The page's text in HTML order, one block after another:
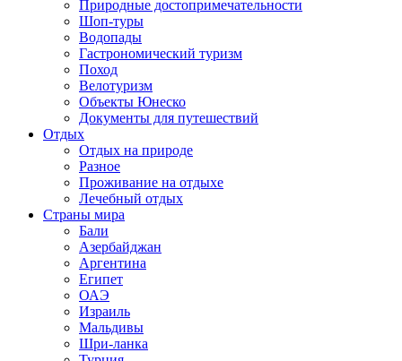
Природные достопримечательности
Шоп-туры
Водопады
Гастрономический туризм
Поход
Велотуризм
Объекты Юнеско
Документы для путешествий
Отдых
Отдых на природе
Разное
Проживание на отдыхе
Лечебный отдых
Страны мира
Бали
Азербайджан
Аргентина
Египет
ОАЭ
Израиль
Мальдивы
Шри-ланка